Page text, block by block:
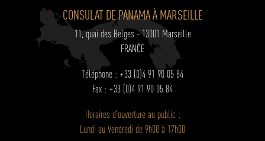
CONSULAT DE PANAMA À MARSEILLE
11, quai des Belges - 13001 Marseille
FRANCE
Téléphone : +33 (0)4 91 90 05 84
Fax : +33 (0)4 91 90 05 84
Horaires d'ouverture au public :
Lundi au Vendredi de 9h00 à 17h00